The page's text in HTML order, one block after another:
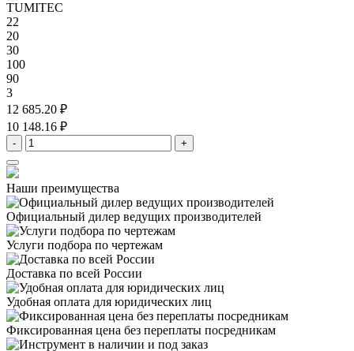
TUMITEC
22
20
30
100
90
3
12 685.20 ₽
10 148.16 ₽
- +
Наши преимущества
Официальный дилер ведущих производителей
Услуги подбора по чертежам
Доставка по всей России
Удобная оплата для юридических лиц
Фиксированная цена без переплаты посредникам